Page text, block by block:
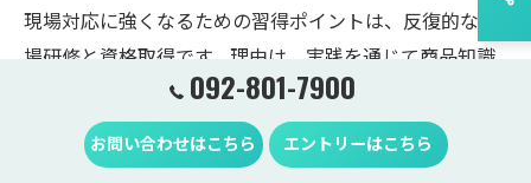
現場対応に強くなるための習得ポイントは、反復的な現
場研修と資格取得です。理由は、実践を通じて商品知識
と指導技術が確実に身につくからです。具体的には、模
擬指導や定期的なケーススタディを行い、現場で起こる
課題への対応力を養います。これにより、即戦力として
092-801-7900
お問い合わせはこちら エントリーはこちら